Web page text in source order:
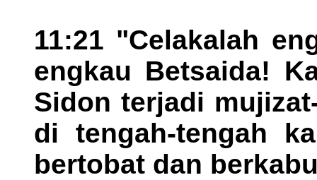
11:21 "Celakalah
engkau Betsaida!
Sidon terjadi
di tengah-tengah
bertobat dan